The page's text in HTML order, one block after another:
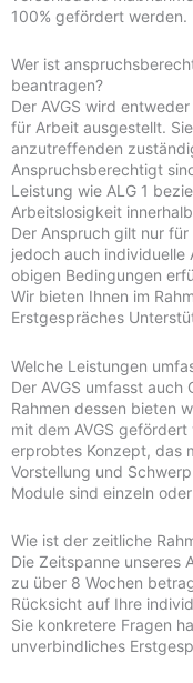
100% gefördert werden.
Wer ist
beantragen?
Der AVGS wird
für Arbeit ausgestellt.
anzutreffenden
Anspruchsberechtigt
Leistung wie ALG 1
Arbeitslosigkeit
Der Anspruch gilt nur
jedoch auch individuelle
obigen Bedingungen
Wir bieten Ihnen im
Erstgespräches
Welche Leistungen
Der AVGS umfasst auch
Rahmen dessen bieten
mit dem AVGS
erprobtes Konzept, das
Vorstellung und
Module sind einzeln
Wie ist der zeitliche
Die Zeitspanne unseres
zu über 8 Wochen
Rücksicht auf Ihre
Sie konkretere Fragen
unverbindliches